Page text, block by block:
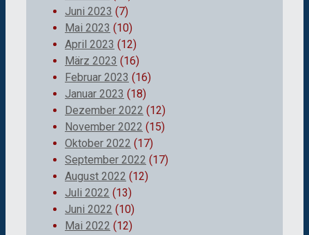
Juni 2023 (7)
Mai 2023 (10)
April 2023 (12)
März 2023 (16)
Februar 2023 (16)
Januar 2023 (18)
Dezember 2022 (12)
November 2022 (15)
Oktober 2022 (17)
September 2022 (17)
August 2022 (12)
Juli 2022 (13)
Juni 2022 (10)
Mai 2022 (12)